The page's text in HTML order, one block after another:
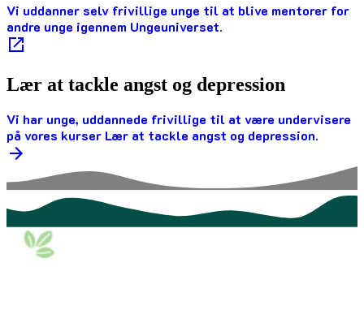
Vi uddanner selv frivillige unge til at blive mentorer for
andre unge igennem Ungeuniverset.
Lær at tackle angst og depression
Vi har unge, uddannede frivillige til at være undervisere
på vores kurser Lær at tackle angst og depression.